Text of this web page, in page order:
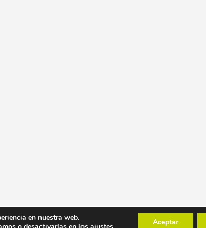
en nuestra web.
Aceptar